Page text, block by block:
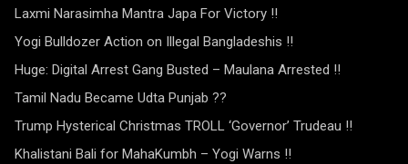
Laxmi Narasimha Mantra Japa For Victory !!
Yogi Bulldozer Action on Illegal Bangladeshis !!
Huge: Digital Arrest Gang Busted – Maulana Arrested !!
Tamil Nadu Became Udta Punjab ??
Trump Hysterical Christmas TROLL ‘Governor’ Trudeau !!
Khalistani Bali for MahaKumbh – Yogi Warns !!